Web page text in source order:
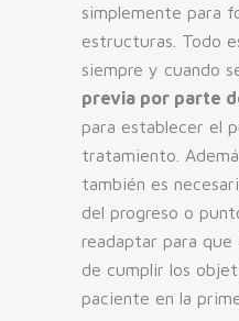
simplemente para
estructuras. Todo
siempre y cuando
previa por parte
para establecer el
tratamiento.
también es
del progreso o
readaptar para
de cumplir los
paciente en la